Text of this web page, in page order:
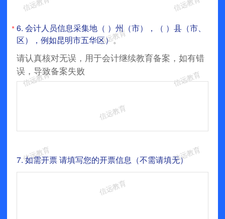
*6. 会计人员信息采集地（ ）州（市），（ ）县（市、
区），例如昆明市五华区）。
请认真核对无误，用于会计继续教育备案，如有错
误，导致备案失败
7. 如需开票 请填写您的开票信息（不需请填无）